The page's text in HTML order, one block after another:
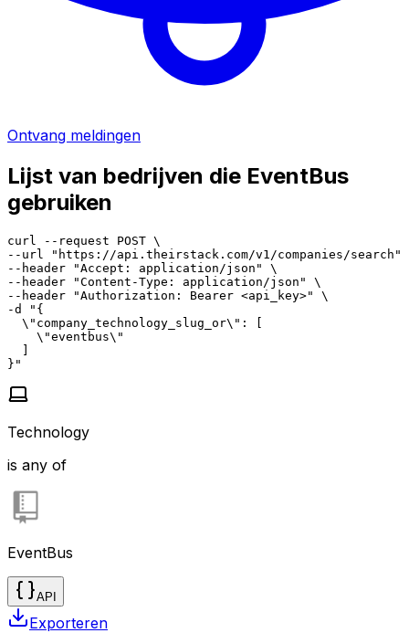
Ontvang meldingen
Lijst van bedrijven die EventBus
gebruiken
curl --request POST \
--url "https://api.theirstack.com/v1/companies/search"
--header "Accept: application/json" \
--header "Content-Type: application/json" \
--header "Authorization: Bearer <api_key>" \
-d "{
  \"company_technology_slug_or\": [
    \"eventbus\"
  ]
}"
Technology
is any of
EventBus
API
Exporteren